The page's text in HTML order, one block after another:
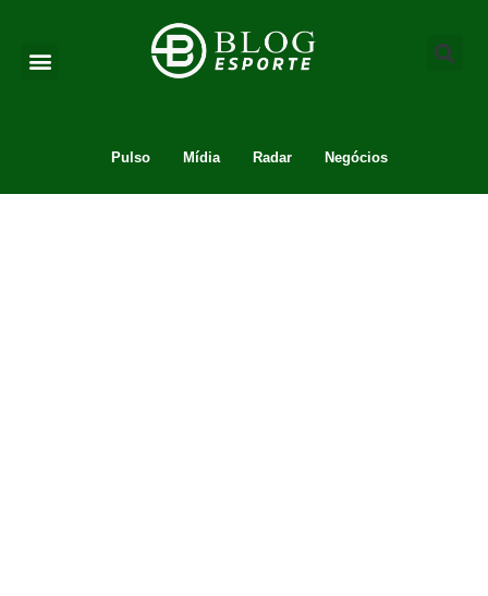
Pulso Mídia Radar Negócios